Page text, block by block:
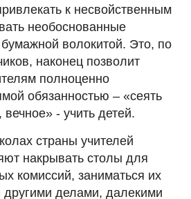
к несвойственным
необоснованные
бумажной волокитой. Это, по
наконец позволит
полноценно
обязанностью – «сеять
- учить детей.
страны учителей
накрывать столы для
комиссий, заниматься их
делами, далекими